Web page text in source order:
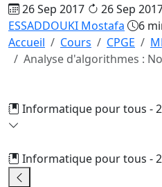
26 Sep 2017 26 Sep
ESSADDOUKI Mostafa
6
Accueil
Cours CPGE
Analyse d'algorithmes :
Informatique pour tous -
Informatique pour tous -